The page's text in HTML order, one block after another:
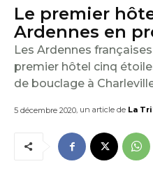
E
I
Le premier
Ardennes en
Les Ardennes
premier hôtel cinq
de bouclage à
5 décembre 2020, un article de La